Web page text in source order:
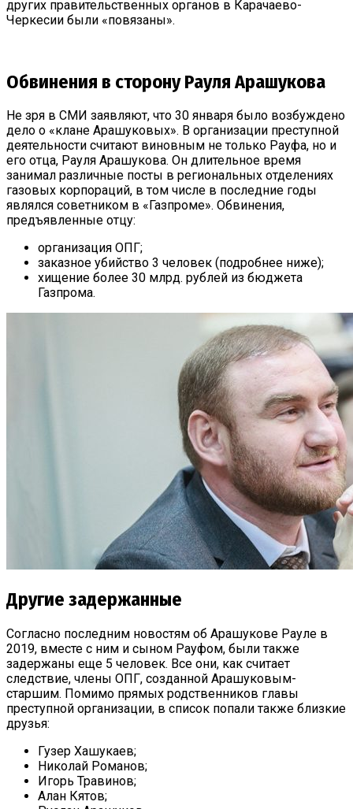
других правительственных органов в Карачаево-
Черкесии были «повязаны».
Обвинения в сторону Рауля Арашукова
Не зря в СМИ заявляют, что 30 января было возбуждено
дело о «клане Арашуковых». В организации преступной
деятельности считают виновным не только Рауфа, но и
его отца, Рауля Арашукова. Он длительное время
занимал различные посты в региональных отделениях
газовых корпораций, в том числе в последние годы
являлся советником в «Газпроме». Обвинения,
предъявленные отцу:
организация ОПГ;
заказное убийство 3 человек (подробнее ниже);
хищение более 30 млрд. рублей из бюджета
Газпрома.
Другие задержанные
Согласно последним новостям об Арашукове Рауле в
2019, вместе с ним и сыном Рауфом, были также
задержаны еще 5 человек. Все они, как считает
следствие, члены ОПГ, созданной Арашуковым-
старшим. Помимо прямых родственников главы
преступной организации, в список попали также близкие
друзья:
Гузер Хашукаев;
Николай Романов;
Игорь Травинов;
Алан Кятов;